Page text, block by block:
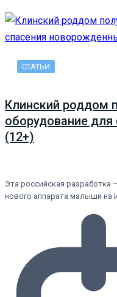
СТАТЬИ
Клинский роддом
оборудование
(12+)
Эта российская
нового аппарата малыши на